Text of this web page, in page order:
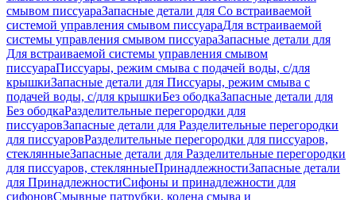
смывом писсуараЗапасные детали для Со встраиваемой
системой управления смывом писсуараДля встраиваемой
системы управления смывом писсуараЗапасные детали для
Для встраиваемой системы управления смывом
писсуараПиссуары, режим смыва с подачей воды, с/для
крышкиЗапасные детали для Писсуары, режим смыва с
подачей воды, с/для крышкиБез ободкаЗапасные детали для
Без ободкаРазделительные перегородки для
писсуаровЗапасные детали для Разделительные перегородки
для писсуаровРазделительные перегородки для писсуаров,
стеклянныеЗапасные детали для Разделительные перегородки
для писсуаров, стеклянныеПринадлежностиЗапасные детали
для ПринадлежностиСифоны и принадлежности для
сифоновСмывные патрубки, колена смыва и